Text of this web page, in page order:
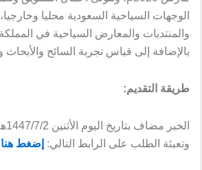
الوجهات السياحية السعودية محليا
والمنتديات والمعارض السياحية في
بالإضافة إلى قياس تجربة السائح
طريقة التقديم:
وتعبئة الطلب على الرابط التالي: إضغط هنا